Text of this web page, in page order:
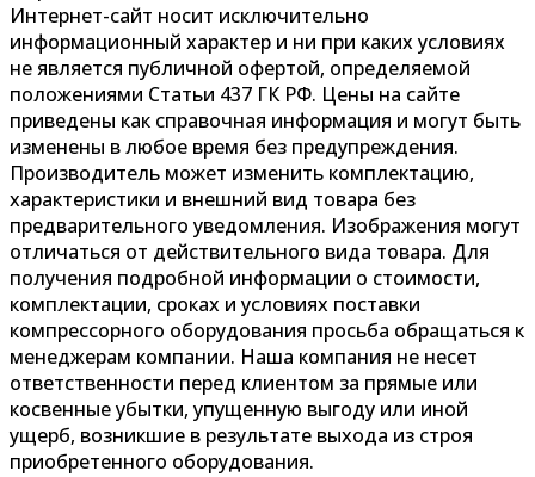
Интернет-сайт носит исключительно
информационный характер и ни при каких условиях
не является публичной офертой, определяемой
положениями Статьи 437 ГК РФ. Цены на сайте
приведены как справочная информация и могут быть
изменены в любое время без предупреждения.
Производитель может изменить комплектацию,
характеристики и внешний вид товара без
предварительного уведомления. Изображения могут
отличаться от действительного вида товара. Для
получения подробной информации о стоимости,
комплектации, сроках и условиях поставки
компрессорного оборудования просьба обращаться к
менеджерам компании. Наша компания не несет
ответственности перед клиентом за прямые или
косвенные убытки, упущенную выгоду или иной
ущерб, возникшие в результате выхода из строя
приобретенного оборудования.